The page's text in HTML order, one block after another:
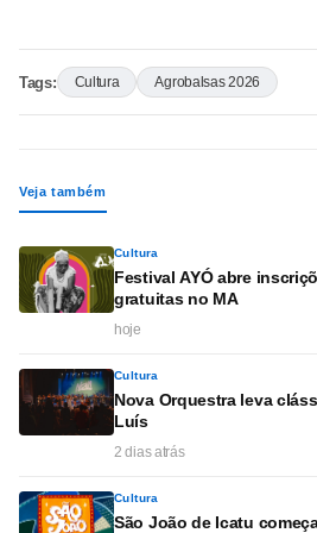
Tags: Cultura Agrobalsas 2026
Veja também
Cultura
Festival AYÓ abre
gratuitas no MA
hoje
Cultura
Nova Orquestra leva
Luís
2 dias atrás
Cultura
São João de Icatu